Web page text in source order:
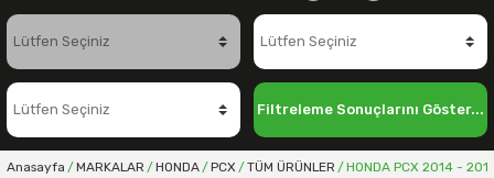
Filtreleme Sonuçlarını Göster...
Anasayfa MARKALAR HONDA PCX TÜM ÜRÜNLER HONDA PCX 2014 -